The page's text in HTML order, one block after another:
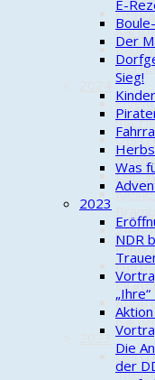
mit
Die
24-h-
Haus
2023
E-
Der
Sieg!
Was
2023
NDR
Die
der